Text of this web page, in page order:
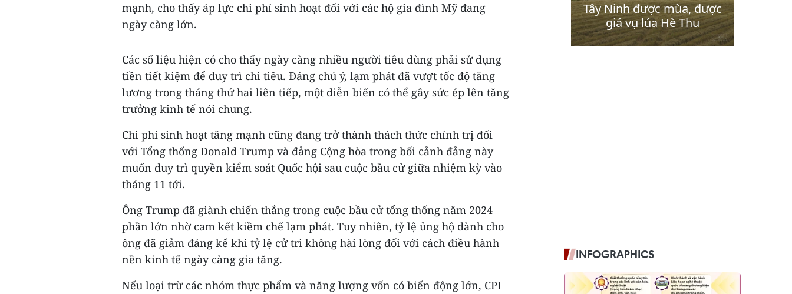
mạnh, cho thấy áp lực chi phí sinh hoạt đối với các hộ gia đình Mỹ đang
ngày càng lớn.
Các số liệu hiện có cho thấy ngày càng nhiều người tiêu dùng phải sử dụng
tiền tiết kiệm để duy trì chi tiêu. Đáng chú ý, lạm phát đã vượt tốc độ tăng
lương trong tháng thứ hai liên tiếp, một diễn biến có thể gây sức ép lên tăng
trưởng kinh tế nói chung.
Chi phí sinh hoạt tăng mạnh cũng đang trở thành thách thức chính trị đối
với Tổng thống Donald Trump và đảng Cộng hòa trong bối cảnh đảng này
muốn duy trì quyền kiểm soát Quốc hội sau cuộc bầu cử giữa nhiệm kỳ vào
tháng 11 tới.
Ông Trump đã giành chiến thắng trong cuộc bầu cử tổng thống năm 2024
phần lớn nhờ cam kết kiềm chế lạm phát. Tuy nhiên, tỷ lệ ủng hộ dành cho
ông đã giảm đáng kể khi tỷ lệ cử tri không hài lòng đối với cách điều hành
nền kinh tế ngày càng gia tăng.
Nếu loại trừ các nhóm thực phẩm và năng lượng vốn có biến động lớn, CPI
INFOGRAPHICS